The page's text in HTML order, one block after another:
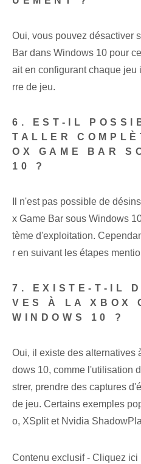
Oui, vous pouvez désactiver
Bar dans Windows 10 pour
ait en configurant chaque
rre de jeu.
6. EST-IL
TALLER
OX GAME BAR
10 ?
Il n'est pas possible de
x Game Bar sous Windows
tème d'exploitation.
r en suivant les étapes
7. EXISTE-T-IL
VES À LA XBOX
WINDOWS 10 ?
Oui, il existe des alternatives
dows 10, comme l'utilisation
strer, prendre des captures
de jeu. Certains exemples
o, XSplit et Nvidia
Contenu exclusif - Cliquez